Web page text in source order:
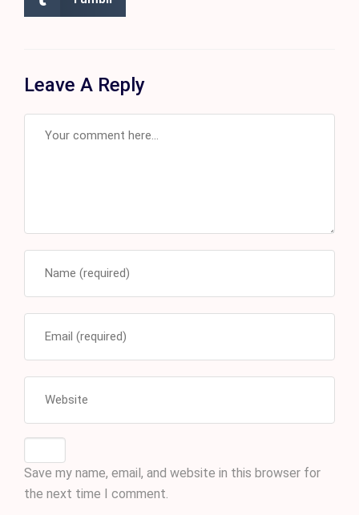
Leave A Reply
Save my name, email, and website in this browser for
the next time I comment.